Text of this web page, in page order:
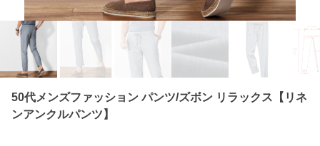
50代メンズファッション パンツ/ズボン リラックス【リネ
ンアンクルパンツ】